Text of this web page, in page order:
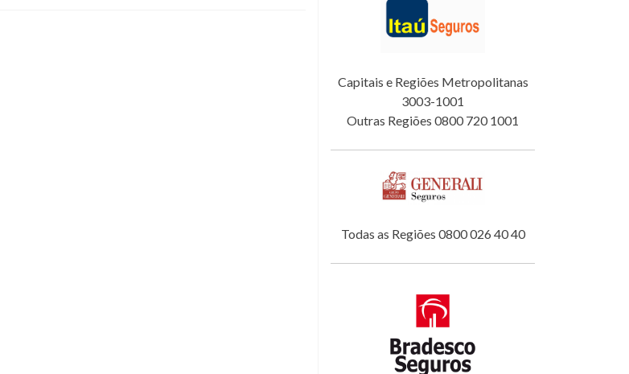
Capitais e Regiões Metropolitanas
3003-1001
Outras Regiões 0800 720 1001
Todas as Regiões 0800 026 40 40